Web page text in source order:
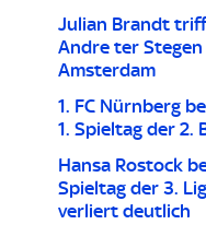
Julian Brandt
Andre ter
Amsterdam
1. FC Nürnberg
1. Spieltag der 2.
Hansa Rostock
Spieltag der 3.
verliert deutlich